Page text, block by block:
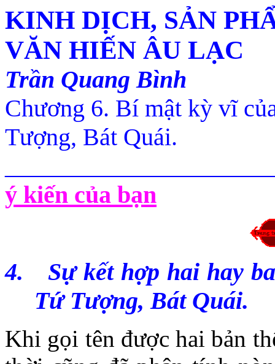
KINH DỊCH, SẢN
VĂN HIẾN ÂU LẠC
Trần Quang Bình
Chương 6. Bí mật kỳ vĩ
Tượng, Bát Quái.
ý kiến của bạn
4.
Sự kết hợp hai hay
Tứ Tượng, Bát Quái.
Khi gọi tên được hai bản